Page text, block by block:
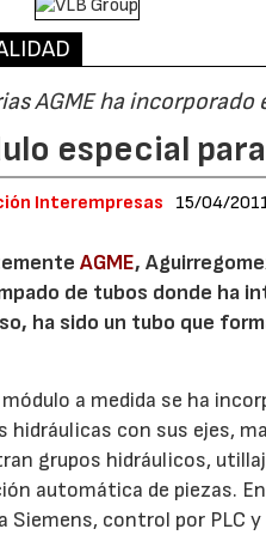
AGME ha
especial
Interempresas 15/04/
AGME,
de tubos donde ha
ha sido un tubo que
a medida se ha
hidráulicas con sus ejes,
grupos hidráulicos,
automática de piezas.
Siemens, control por PLC